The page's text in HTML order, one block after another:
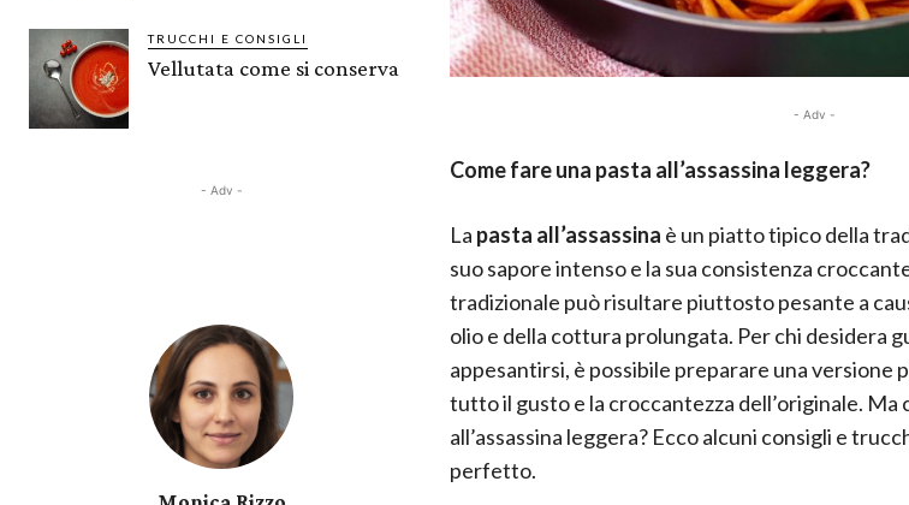
TRUCCHI E CONSIGLI
Vellutata come si conserva
- Adv -
- Adv -
Come fare una pasta all’assassina leggera?
La pasta all’assassina è un piatto tipico della
suo sapore intenso e la sua consistenza
tradizionale può risultare piuttosto pesante a
olio e della cottura prolungata. Per chi desidera
appesantirsi, è possibile preparare una versione
tutto il gusto e la croccantezza dell’originale. Ma
all’assassina leggera? Ecco alcuni consigli e
perfetto.